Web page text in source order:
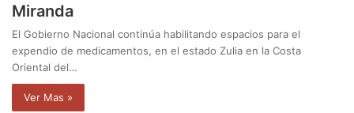
Miranda
El Gobierno Nacional continúa habilitando espacios para el
expendio de medicamentos, en el estado Zulia en la Costa
Oriental del…
Ver Mas »